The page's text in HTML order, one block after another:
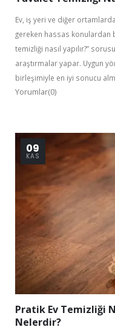
Ev, iş yeri ve diğer
gereken hassas konulardan
temizliği nasıl yapılır?”
araştırmalar yapar. Uygun
birleşimiyle en iyi sonucu
Yorumlar(0)
09
KAS
Pratik Ev Temizliği
Nelerdir?